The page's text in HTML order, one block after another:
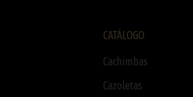
CATÁLOGO
Cachimbas
Cazoletas